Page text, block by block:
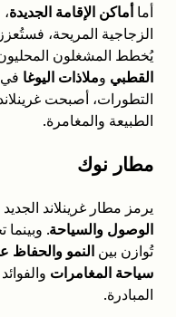
أماأماكن الإقامة الجديدة
الزجاجية المريحة،
يُخطط المشغلون
القطبي وملاذات اليوغا في
التطورات، أصبحت
الطبيعة والمغامرة.
مطار نوك
يرمز مطار غرينلاند
الوصول والسياحة.
تُوازن بين النمو والحفاظ
سياحة المغامرات
المبادرة.